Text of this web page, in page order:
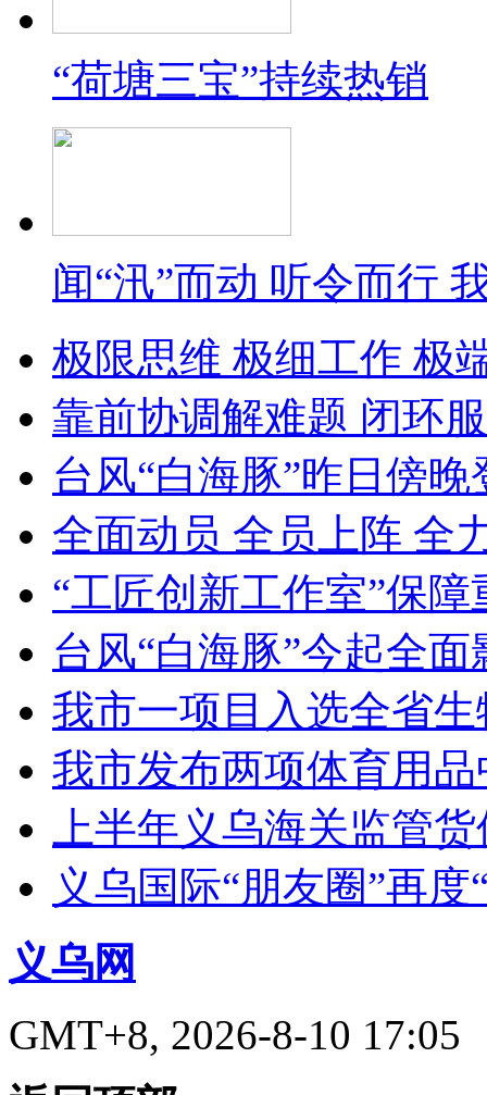
“荷塘三宝”持续热销
闻“汛”而动 听令而行
极限思维 极细工作 极
靠前协调解难题 闭环
台风“白海豚”昨日傍
全面动员 全员上阵 全
“工匠创新工作室”保
台风“白海豚”今起全面
我市一项目入选全省
我市发布两项体育用
上半年义乌海关监管
义乌国际“朋友圈”再度
义乌网
GMT+8, 2026-8-10 17:05